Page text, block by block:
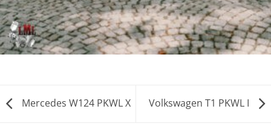
Mercedes W124 PKWL X Volkswagen T1 PKWL I